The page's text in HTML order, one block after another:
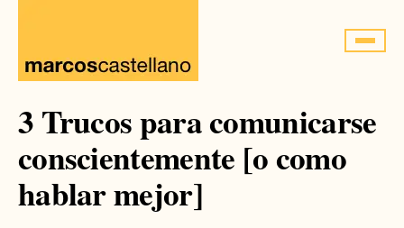
contenido
3 Trucos para comunicarse
conscientemente [o como
hablar mejor]